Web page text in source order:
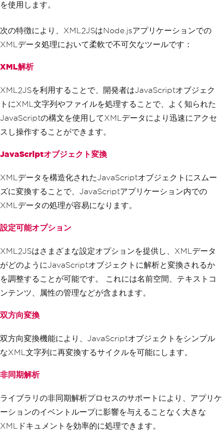
を使用します。
次の特徴により、XML2JSはNode.jsアプリケーションでの
XMLデータ処理において柔軟で不可欠なツールです：
XML解析
XML2JSを利用することで、開発者はJavaScriptオブジェク
トにXML文字列やファイルを処理することで、よく知られた
JavaScriptの構文を使用してXMLデータにより迅速にアクセ
スし操作することができます。
JavaScriptオブジェクト変換
XMLデータを構造化されたJavaScriptオブジェクトにスムー
ズに変換することで、JavaScriptアプリケーション内での
XMLデータの処理が容易になります。
設定可能オプション
XML2JSはさまざまな設定オプションを提供し、XMLデータ
がどのようにJavaScriptオブジェクトに解析と変換されるか
を調整することが可能です。 これには名前空間、テキストコ
ンテンツ、属性の管理などが含まれます。
双方向変換
双方向変換機能により、JavaScriptオブジェクトをシンプル
なXML文字列に再変換するサイクルを可能にします。
非同期解析
ライブラリの非同期解析プロセスのサポートにより、アプリケ
ーションのイベントループに影響を与えることなく大きな
XMLドキュメントを効率的に処理できます。